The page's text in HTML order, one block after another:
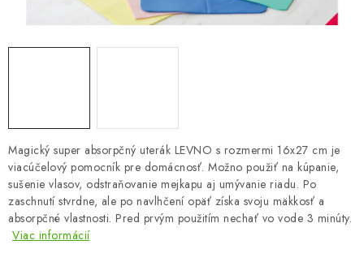
AUTO-MOTO
PRODUKTY HISTORICKE BEZ ZASOBY
K ZALISTOVÁNÍ NEBO VYMAZÁNÍ
Magický super absorpčný uterák LEVNO s rozmermi 16x27 cm je
viacúčelový pomocník pre domácnosť. Možno použiť na kúpanie,
sušenie vlasov, odstraňovanie mejkapu aj umývanie riadu. Po
zaschnutí stvrdne, ale po navlhčení opäť získa svoju mäkkosť a
absorpčné vlastnosti. Pred prvým použitím nechať vo vode 3 minúty.
Viac informácií